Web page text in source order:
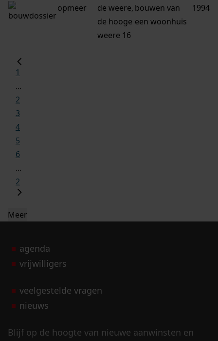
opmeer
de weere,
de hooge
weere 16
bouwen van
een woonhuis
1994
1
...
2
3
4
5
6
...
2
Meer
agenda
vrijwilligers
veelgestelde vragen
nieuws
Blijf op de hoogte van nieuwe aanwinsten en